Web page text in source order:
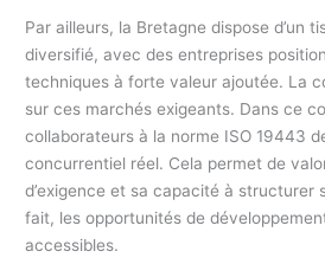
Par ailleurs, la Bretagne dispose d’un
diversifié, avec des entreprises
techniques à forte valeur ajoutée. La
sur ces marchés exigeants. Dans ce
collaborateurs à la norme ISO 19443
concurrentiel réel. Cela permet de
d’exigence et sa capacité à structurer
fait, les opportunités de
accessibles.